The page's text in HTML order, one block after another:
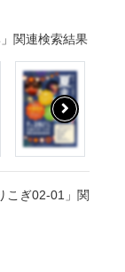
関連検索結果
こぎ02-01」関